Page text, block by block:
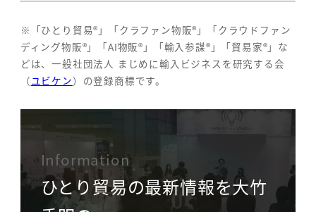
※「ひとり貿易®」「クラファン物販®」「クラウドファン
ディング物販®」「AI物販®」「輸入参謀®」「貿易家®」な
どは、一般社団法人 まじめに輸入ビジネスを研究する会
（ユビケン）の登録商標です。
Information
ひとり貿易の最新情報を大竹